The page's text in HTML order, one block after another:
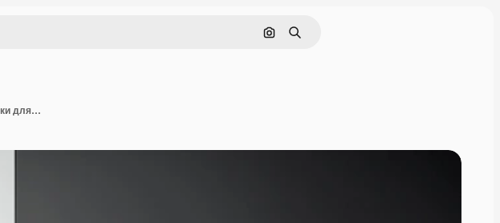
Поиск по изображению
Поиск
Поднимите декор своей гостиной с помощью гладкой макетной рамки для плаката на роскошном современном фоне.